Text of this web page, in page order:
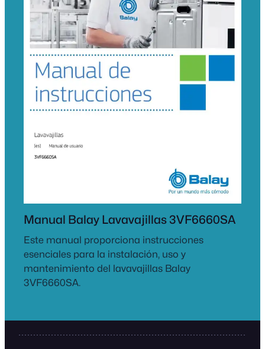
Manual Balay Lavavajillas 3VF6660SA
Este manual proporciona instrucciones
esenciales para la instalación, uso y
mantenimiento del lavavajillas Balay
3VF6660SA.